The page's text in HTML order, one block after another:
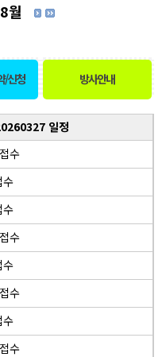
월
/신청 방사안내
일정
수
수
수
수
수
수
수
수